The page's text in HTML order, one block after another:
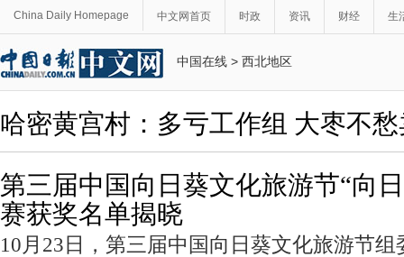
China Daily Homepage 中文网首页 时政 资讯 财经 生
中国在线 > 西北地区
哈密黄宫村：多亏工作组 大枣不
第三届中国向日葵文化旅游节“向
赛获奖名单揭晓
10月23日，第三届中国向日葵文化旅游节